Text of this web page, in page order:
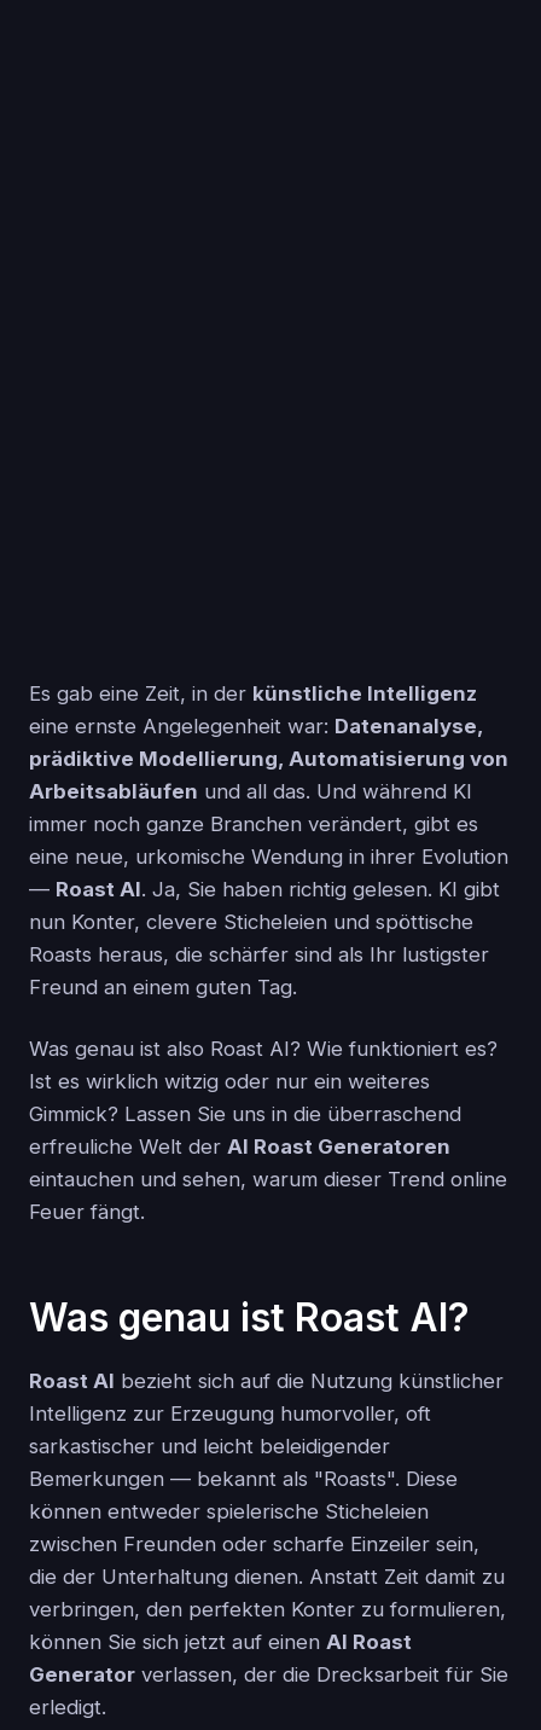
Es gab eine Zeit, in der künstliche Intelligenz
eine ernste Angelegenheit war: Datenanalyse,
prädiktive Modellierung, Automatisierung von
Arbeitsabläufen und all das. Und während KI
immer noch ganze Branchen verändert, gibt es
eine neue, urkomische Wendung in ihrer Evolution
— Roast AI. Ja, Sie haben richtig gelesen. KI gibt
nun Konter, clevere Sticheleien und spöttische
Roasts heraus, die schärfer sind als Ihr lustigster
Freund an einem guten Tag.
Was genau ist also Roast AI? Wie funktioniert es?
Ist es wirklich witzig oder nur ein weiteres
Gimmick? Lassen Sie uns in die überraschend
erfreuliche Welt der AI Roast Generatoren
eintauchen und sehen, warum dieser Trend online
Feuer fängt.
Was genau ist Roast AI?
Roast AI bezieht sich auf die Nutzung künstlicher
Intelligenz zur Erzeugung humorvoller, oft
sarkastischer und leicht beleidigender
Bemerkungen — bekannt als "Roasts". Diese
können entweder spielerische Sticheleien
zwischen Freunden oder scharfe Einzeiler sein,
die der Unterhaltung dienen. Anstatt Zeit damit zu
verbringen, den perfekten Konter zu formulieren,
können Sie sich jetzt auf einen AI Roast
Generator verlassen, der die Drecksarbeit für Sie
erledigt.